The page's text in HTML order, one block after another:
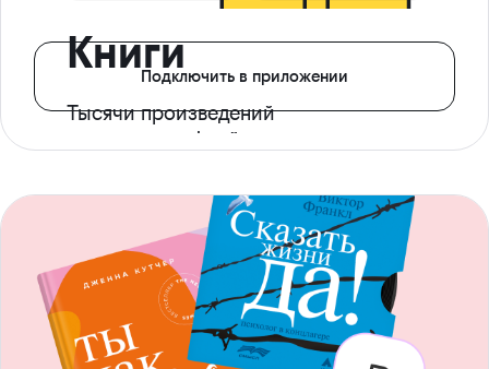
Книги
Тысячи произведений
с доступом офлайн
Подключить в приложении